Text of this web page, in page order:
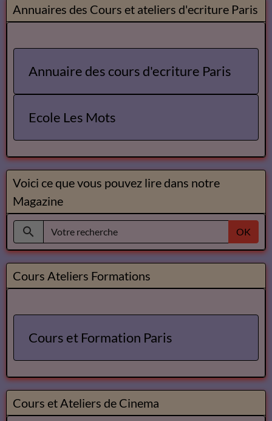
<a href="http://www.artquid.com" title="ArtQuid, The Art World
Goodreads
Annuaires des Cours et ateliers d'ecriture Paris
Annuaire des cours d'ecriture Paris
Ecole Les Mots
Voici ce que vous pouvez lire dans notre
OK